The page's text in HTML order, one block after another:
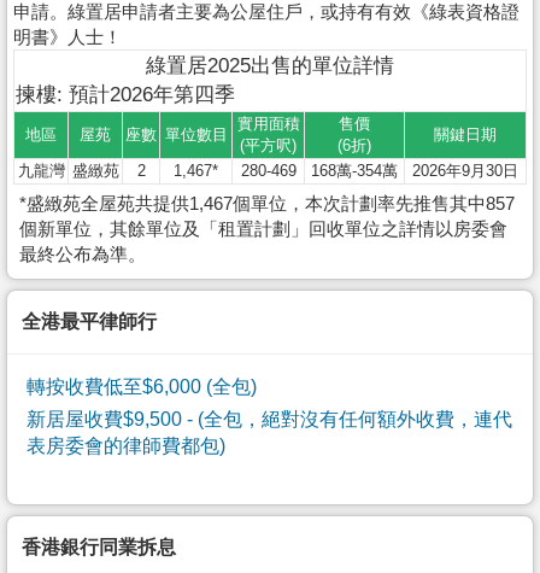
申請。綠置居申請者主要為公屋住戶，或持有有效《綠表資格證
明書》人士！
綠置居2025出售的單位詳情
揀樓: 預計2026年第四季
地區 屋苑 座數 單位數目
實用面積
(平方呎)
售價
(6折)
關鍵日期
九龍灣 盛緻苑 2 1,467* 280-469 168萬-354萬 2026年9月30日
*盛緻苑全屋苑共提供1,467個單位，本次計劃率先推售其中857
個新單位，其餘單位及「租置計劃」回收單位之詳情以房委會
最終公布為準。
全港最平律師行
轉按收費低至$6,000 (全包)
新居屋收費$9,500 - (全包，絕對沒有任何額外收費，連代
表房委會的律師費都包)
香港銀行同業拆息